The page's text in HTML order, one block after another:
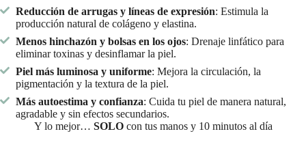
Reducción de arrugas y líneas de expresión: Estimula la
producción natural de colágeno y elastina.
Menos hinchazón y bolsas en los ojos: Drenaje linfático para
eliminar toxinas y desinflamar la piel.
Piel más luminosa y uniforme: Mejora la circulación, la
pigmentación y la textura de la piel.
Más autoestima y confianza: Cuida tu piel de manera natural,
agradable y sin efectos secundarios.
Y lo mejor… SOLO con tus manos y 10 minutos al día